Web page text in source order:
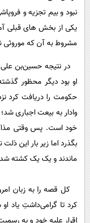
نبود و بیم تجزیه و
یکی از بخش های قبلی
مشروط به آن که موروثی
در نتیجه حسین‌بن علی
او بود دیگر محظور
حکومت را دریافت کرد
وادار به بیعت اجباری
خود است. پس وقتی
بگذرد اما زیر بار این
ماندند و یک یک کشته
کل قصه را به زبان
کرد تا گرامی‌داشتِ یاد